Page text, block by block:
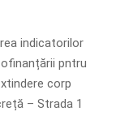
indicatorilor
pntru
corp
– Strada 1